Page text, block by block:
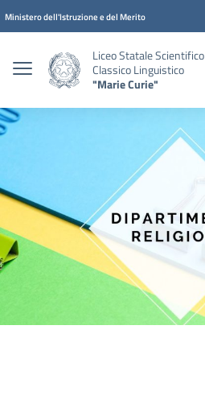
Vai ai contenuti
Vai al menu di navigazione
Vai al footer
Ministero dell'Istruzione e del Merito
Liceo Statale Scientifico
Classico Linguistico
"Marie Curie"